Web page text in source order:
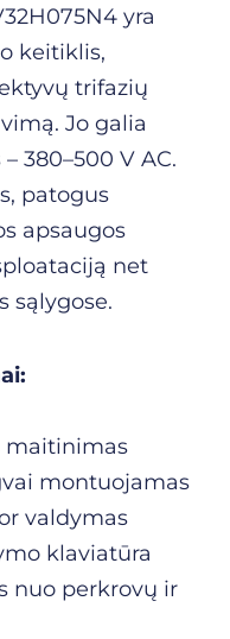
yra
keitiklis,
trifazių
Jo galia
380–500 V AC.
patogus
apsaugos
net
sąlygose.
maitinimas
montuojamas
valdymas
klaviatūra
nuo perkrovų ir